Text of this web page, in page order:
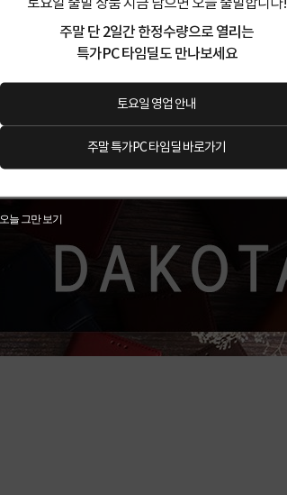
주말 단 2일간 한정수량으로 열리는
특가PC 타임딜도 만나보세요
토요일 영업 안내
주말 특가PC 타임딜 바로가기
오늘 그만 보기